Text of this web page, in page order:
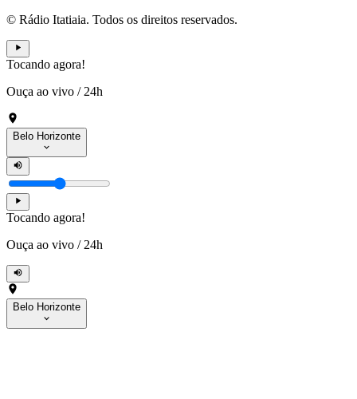
© Rádio Itatiaia. Todos os direitos reservados.
Tocando agora!
Ouça ao vivo / 24h
Belo Horizonte
Tocando agora!
Ouça ao vivo / 24h
Belo Horizonte